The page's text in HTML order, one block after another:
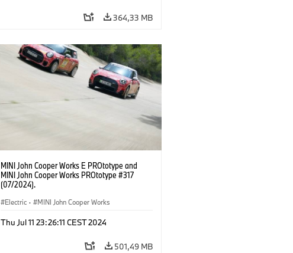
364,33 MB
MINI John Cooper Works E PROtotype and
MINI John Cooper Works PROtotype #317
(07/2024).
Electric · MINI John Cooper Works
Thu Jul 11 23:26:11 CEST 2024
501,49 MB